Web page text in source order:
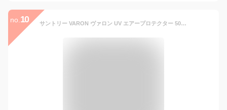
no. 10 サントリー VARON ヴァロン UV エアープロテクター 50g/約2カ月分